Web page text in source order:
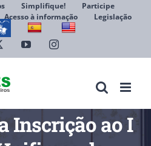
Simplifique!
Participe
Acesso à informação
Legislação
YouTubeInstagram
Inscrição ao I